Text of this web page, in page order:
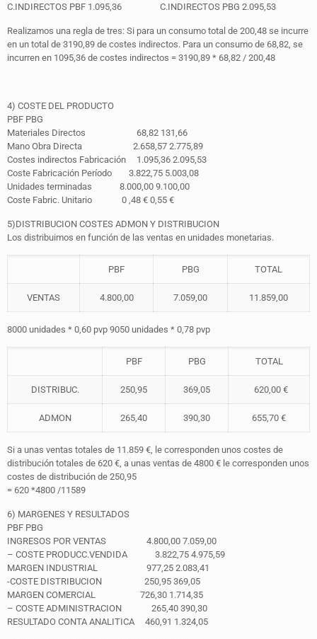
C.INDIRECTOS PBF 1.095,36 C.INDIRECTOS PBG 2.095,53
Realizamos una regla de tres: Si para un consumo total de 200,48 se incurre
en un total de 3190,89 de costes indirectos. Para un consumo de 68,82, se
incurren en 1095,36 de costes indirectos = 3190,89 * 68,82 / 200,48
4) COSTE DEL PRODUCTO
PBF PBG
Materiales Directos 68,82 131,66
Mano Obra Directa 2.658,57 2.775,89
Costes indirectos Fabricación 1.095,36 2.095,53
Coste Fabricación Período 3.822,75 5.003,08
Unidades terminadas 8.000,00 9.100,00
Coste Fabric. Unitario 0 ,48 € 0,55 €
5)DISTRIBUCION COSTES ADMON Y DISTRIBUCION
Los distribuimos en función de las ventas en unidades monetarias.
PBF PBG TOTAL
VENTAS 4.800,00 7.059,00 11.859,00
8000 unidades * 0,60 pvp 9050 unidades * 0,78 pvp
PBF PBG TOTAL
DISTRIBUC. 250,95 369,05 620,00 €
ADMON 265,40 390,30 655,70 €
Si a unas ventas totales de 11.859 €, le corresponden unos costes de
distribución totales de 620 €, a unas ventas de 4800 € le corresponden unos
costes de distribución de 250,95
= 620 *4800 /11589
6) MARGENES Y RESULTADOS
PBF PBG
INGRESOS POR VENTAS 4.800,00 7.059,00
– COSTE PRODUCC.VENDIDA 3.822,75 4.975,59
MARGEN INDUSTRIAL 977,25 2.083,41
-COSTE DISTRIBUCION 250,95 369,05
MARGEN COMERCIAL 726,30 1.714,35
– COSTE ADMINISTRACION 265,40 390,30
RESULTADO CONTA ANALITICA 460,91 1.324,05